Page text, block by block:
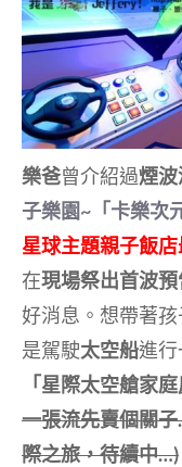
樂爸曾介紹過煙
子樂園~「卡樂次
星球主題親子飯店
在現場祭出首波預
好消息。想帶著
是駕駛太空船進
「星際太空艙家庭
一張流先賣個關
際之旅，待續中…)